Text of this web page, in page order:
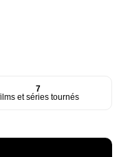
7
et séries tournés